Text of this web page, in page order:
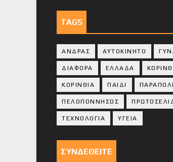
TAGS
ΑΝΔΡΑΣ ΑΥΤΟΚΙΝΗΤΟ
ΔΙΑΦΟΡΑ ΕΛΛΑΔΑ
ΚΟΡΙΝΘΙA ΠΑΙΔΙ
ΠΕΛΟΠΟΝΝΗΣΟΣ
ΤΕΧΝΟΛΟΓΙΑ ΥΓΕΙΑ
ΣΥΝΔΕΘΕΙΤΕ